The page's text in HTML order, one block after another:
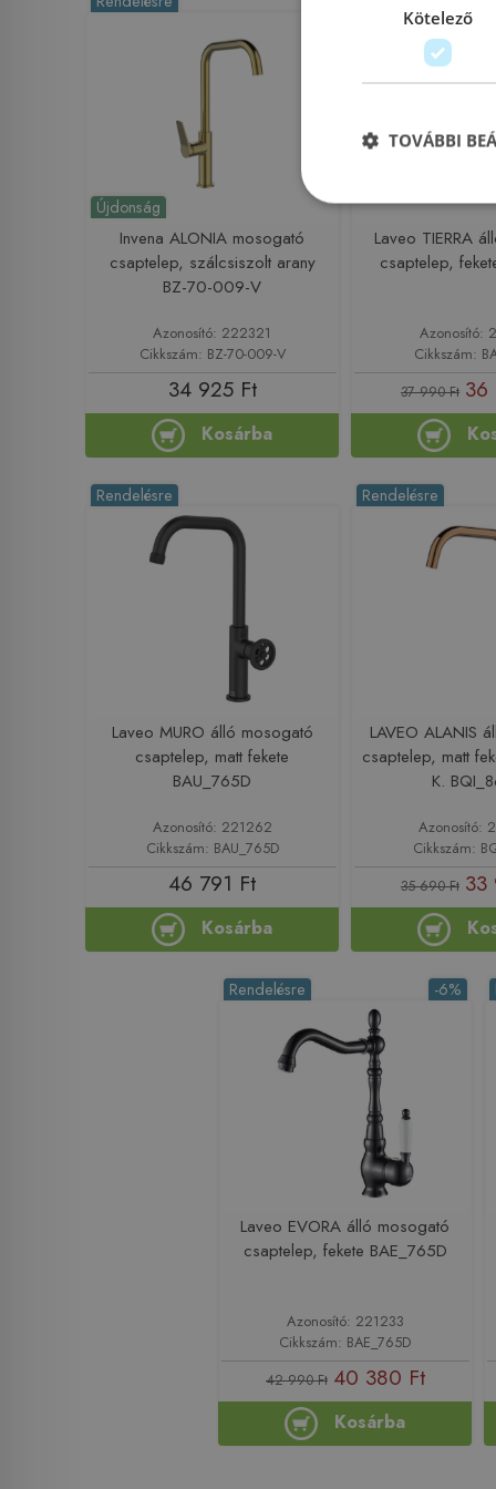
Újdonság
Invena ALONIA mosogató
csaptelep, szálcsiszolt arany
BZ-70-009-V
Azonosító: 222321
Cikkszám: BZ-70-009-V
34 925 Ft
Kosárba
Laveo TIERRA
csaptelep,
Azonosító:
Cikkszám:
37 990 Ft 36
Rendelésre
Laveo MURO álló mosogató
csaptelep, matt fekete
BAU_765D
Azonosító: 221262
Cikkszám: BAU_765D
46 791 Ft
Kosárba
Rendelésre
LAVEO ALANIS
csaptelep, matt
K.
Azonosító:
Cikkszám:
35 690 Ft 33
-6%
Rendelésre
Laveo EVORA álló mosogató
csaptelep, fekete BAE_765D
Azonosító: 221233
Cikkszám: BAE_765D
42 990 Ft 40 380 Ft
Kosárba
Kötelező
TOVÁBBI